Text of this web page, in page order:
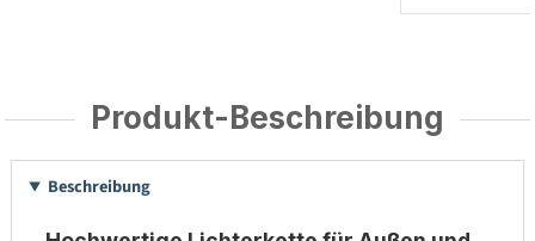
Produkt-Beschreibung
Beschreibung